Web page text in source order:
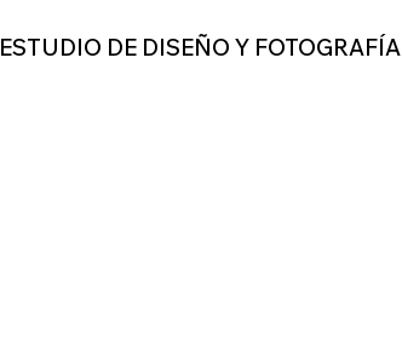
ESTUDIO DE DISEÑO Y FOTOGRAFÍA